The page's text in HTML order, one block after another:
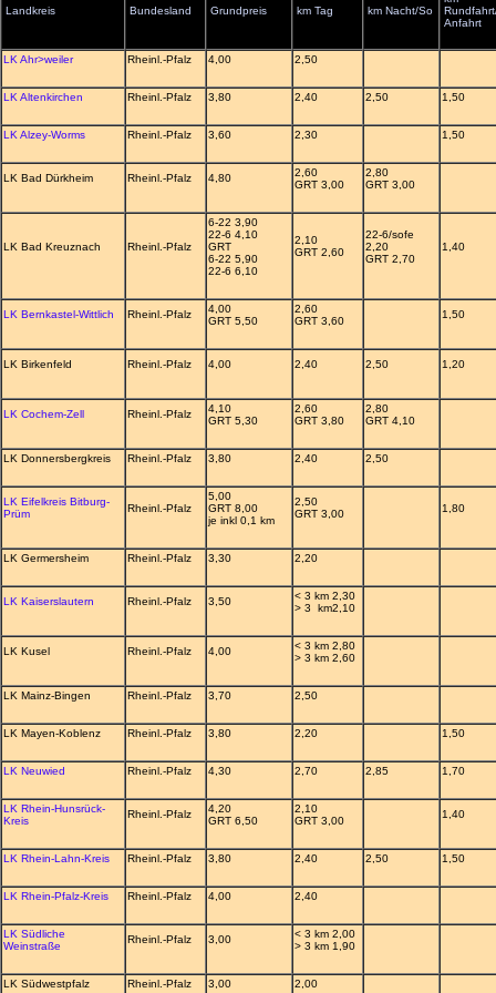
Landkreis Bundesland Grundpreis km Tag km Nacht/So
Anfahrt
LK Ahr>weiler Rheinl.-Pfalz 4,00 2,50
LK Altenkirchen Rheinl.-Pfalz 3,80 2,40 2,50 1,50
LK Alzey-Worms Rheinl.-Pfalz 3,60 2,30 1,50
LK Bad Dürkheim Rheinl.-Pfalz 4,80
2,60
GRT 3,00
2,80
GRT 3,00
LK Bad Kreuznach Rheinl.-Pfalz
6-22 3,90
22-6 4,10
GRT
6-22 5,90
22-6 6,10
2,10
GRT 2,60
22-6/sofe
2,20
GRT 2,70
1,40
LK Bernkastel-Wittlich Rheinl.-Pfalz
4,00
GRT 5,50
2,60
GRT 3,60
1,50
LK Birkenfeld Rheinl.-Pfalz 4,00 2,40 2,50 1,20
LK Cochem-Zell Rheinl.-Pfalz
4,10
GRT 5,30
2,60
GRT 3,80
2,80
GRT 4,10
LK Donnersbergkreis Rheinl.-Pfalz 3,80 2,40 2,50
LK Eifelkreis Bitburg-
Prüm
Rheinl.-Pfalz
5,00
GRT 8,00
je inkl 0,1 km
2,50
GRT 3,00
1,80
LK Germersheim Rheinl.-Pfalz 3,30 2,20
LK Kaiserslautern Rheinl.-Pfalz 3,50
< 3 km 2,30
> 3 km2,10
LK Kusel Rheinl.-Pfalz 4,00
< 3 km 2,80
> 3 km 2,60
LK Mainz-Bingen Rheinl.-Pfalz 3,70 2,50
LK Mayen-Koblenz Rheinl.-Pfalz 3,80 2,20 1,50
LK Neuwied Rheinl.-Pfalz 4,30 2,70 2,85 1,70
LK Rhein-Hunsrück-
Kreis
Rheinl.-Pfalz
4,20
GRT 6,50
2,10
GRT 3,00
1,40
LK Rhein-Lahn-Kreis Rheinl.-Pfalz 3,80 2,40 2,50 1,50
LK Rhein-Pfalz-Kreis Rheinl.-Pfalz 4,00 2,40
LK Südliche
Weinstraße
Rheinl.-Pfalz 3,00
< 3 km 2,00
> 3 km 1,90
LK Südwestpfalz Rheinl.-Pfalz 3,00 2,00